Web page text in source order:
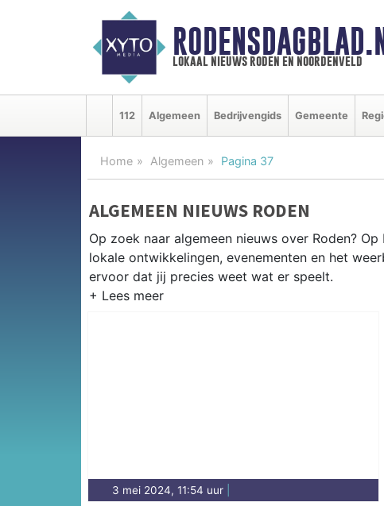
lokaal nieuws roden en noordenveld
112 Algemeen Bedrijvengids Gemeente
Home Algemeen Pagina 37
ALGEMEEN NIEUWS RODEN
Op zoek naar algemeen nieuws over Roden?
lokale ontwikkelingen, evenementen en het
ervoor dat jij precies weet wat er speelt.
Van werkzaamheden op de N372 en
3 mei 2024, 11:54 uur